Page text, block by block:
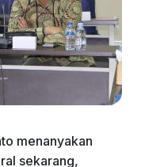
menanyakan
sekarang,